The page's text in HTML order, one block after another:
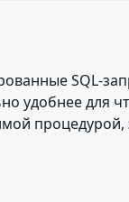
SQL-
удобнее для
процедурой,